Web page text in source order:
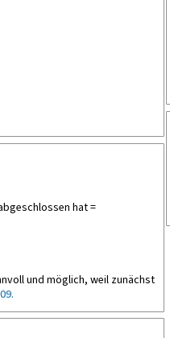
hat =
und möglich, weil zunächst